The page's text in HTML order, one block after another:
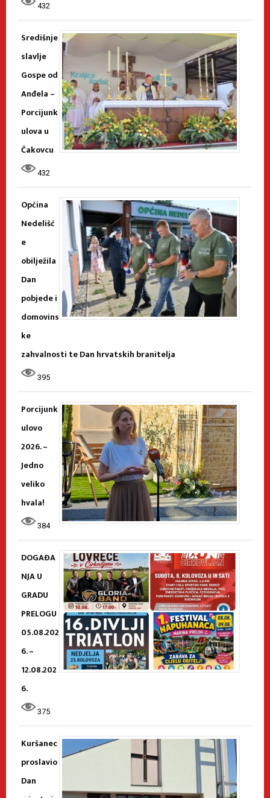
432
Središnje
slavlje
Gospe od
Anđela –
Porcijunk
ulova u
Čakovcu
432
Općina
Nedelišć
e
obilježila
Dan
pobjede i
domovins
ke
zahvalnosti te Dan hrvatskih branitelja
395
Porcijunk
ulovo
2026. –
Jedno
veliko
hvala!
384
DOGAĐA
NJA U
GRADU
PRELOGU
05.08.202
6. –
12.08.202
6.
375
Kuršanec
proslavio
Dan